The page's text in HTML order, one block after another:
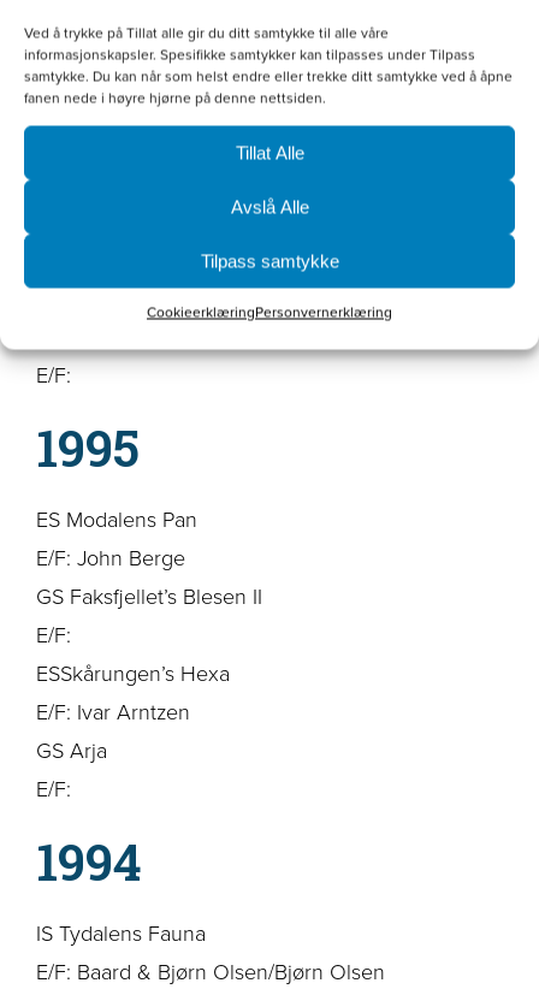
Ved å trykke på Tillat alle gir du ditt samtykke til alle våre
informasjonskapsler. Spesifikke samtykker kan tilpasses under Tilpass
samtykke. Du kan når som helst endre eller trekke ditt samtykke ved å åpne
fanen nede i høyre hjørne på denne nettsiden.
Tillat Alle
Avslå Alle
Tilpass samtykke
CookieerklæringPersonvernerklæring
ES Hattbekken’s Thess
E/F: Roger Strand
P Red Taps Omi-Sofie
E/F: R. Espeseth & K. Kvernmo/ Henry Espeseth
E/F:
1995
ES Modalens Pan
E/F: John Berge
GS Faksfjellet’s Blesen II
E/F:
ESSkårungen’s Hexa
E/F: Ivar Arntzen
GS Arja
E/F:
1994
IS Tydalens Fauna
E/F: Baard & Bjørn Olsen/Bjørn Olsen